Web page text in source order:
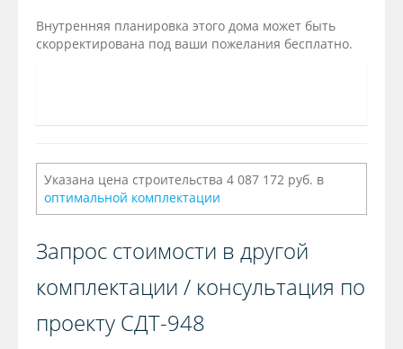
Внутренняя планировка этого дома может быть
скорректирована под ваши пожелания бесплатно.
Указана цена строительства 4 087 172 руб. в
оптимальной комплектации
Запрос стоимости в другой
комплектации / консультация по
проекту СДТ-948